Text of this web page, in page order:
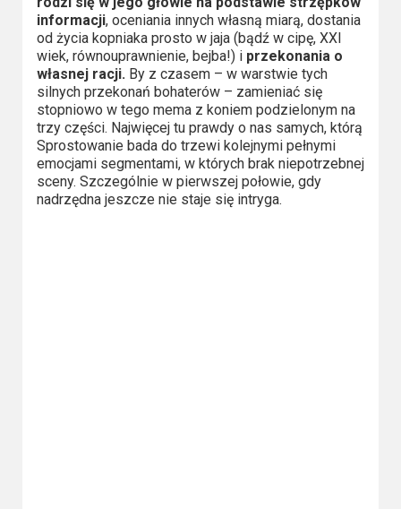
informacji, oceniania innych własną miarą, dostania
od życia kopniaka prosto w jaja (bądź w cipę, XXI
wiek, równouprawnienie, bejba!) i przekonania o
własnej racji. By z czasem – w warstwie tych
silnych przekonań bohaterów – zamieniać się
stopniowo w tego mema z koniem podzielonym na
trzy części. Najwięcej tu prawdy o nas samych, którą
Sprostowanie bada do trzewi kolejnymi pełnymi
emocjami segmentami, w których brak niepotrzebnej
sceny. Szczególnie w pierwszej połowie, gdy
nadrzędna jeszcze nie staje się intryga.